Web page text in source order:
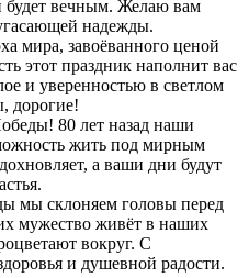
будет вечным. Желаю вам
надежды.
мира, завоёванного ценой
этот праздник наполнит вас
и уверенностью в светлом
дорогие!
80 лет назад наши
жить под мирным
а ваши дни будут
мы склоняем головы перед
мужество живёт в наших
вокруг. С
и душевной радости.